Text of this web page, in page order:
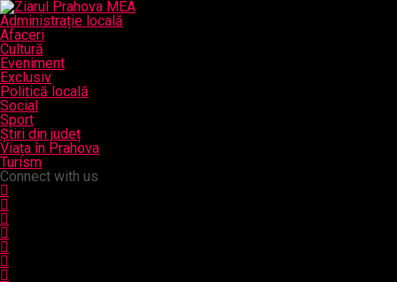
Administrație locală
Afaceri
Cultură
Eveniment
Exclusiv
Politică locală
Social
Sport
Știri din județ
Viața în Prahova
Turism
Connect with us